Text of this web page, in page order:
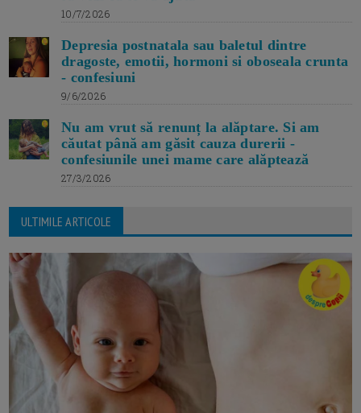
10/7/2026
Depresia postnatala sau baletul dintre
dragoste, emotii, hormoni si oboseala crunta
- confesiuni
9/6/2026
Nu am vrut să renunț la alăptare. Si am
căutat până am găsit cauza durerii -
confesiunile unei mame care alăptează
27/3/2026
ULTIMILE ARTICOLE